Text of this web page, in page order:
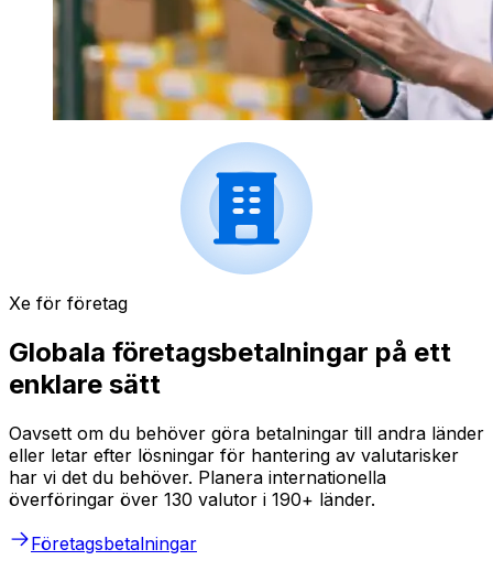
Xe för företag
Globala företagsbetalningar på ett
enklare sätt
Oavsett om du behöver göra betalningar till andra länder
eller letar efter lösningar för hantering av valutarisker
har vi det du behöver. Planera internationella
överföringar över 130 valutor i 190+ länder.
Företagsbetalningar